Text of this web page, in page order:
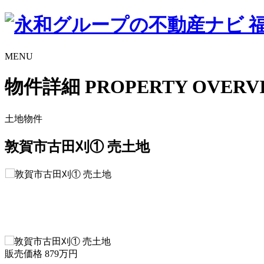
MENU
物件詳細 PROPERTY
土地物件
敦賀市古田刈① 売土地
販売価格 879万円